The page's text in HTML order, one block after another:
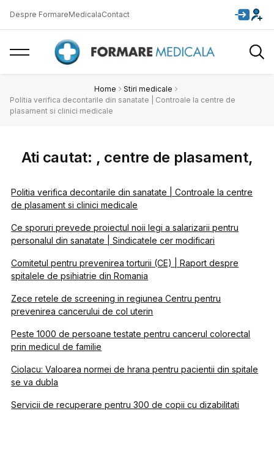
Despre FormareMedicalaContact
Home
Stiri medicale
Politia verifica decontarile din sanatate | Controale la centre de
plasament si clinici medicale
Ati cautat: , centre de plasament,
Politia verifica decontarile din sanatate | Controale la centre
de plasament si clinici medicale
Ce sporuri prevede proiectul noii legi a salarizarii pentru
personalul din sanatate | Sindicatele cer modificari
Comitetul pentru prevenirea torturii (CE) | Raport despre
spitalele de psihiatrie din Romania
Zece retele de screening in regiunea Centru pentru
prevenirea cancerului de col uterin
Peste 1000 de persoane testate pentru cancerul colorectal
prin medicul de familie
Ciolacu: Valoarea normei de hrana pentru pacientii din spitale
se va dubla
Servicii de recuperare pentru 300 de copii cu dizabilitati